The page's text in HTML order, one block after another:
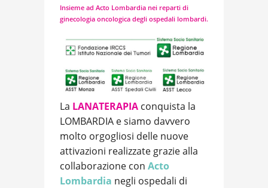
Insieme ad Acto Lombardia nei reparti di
ginecologia oncologica degli ospedali lombardi.
La LANATERAPIA conquista la
LOMBARDIA e siamo davvero
molto orgogliosi delle nuove
attivazioni realizzate grazie alla
collaborazione con Acto
Lombardia negli ospedali di